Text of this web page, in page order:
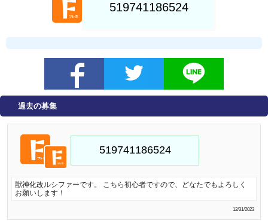
過去の募集
獣神化改ルシファーです。 こちら初心者ですので、どなたでもよろしく
お願いします！
12/31/2023